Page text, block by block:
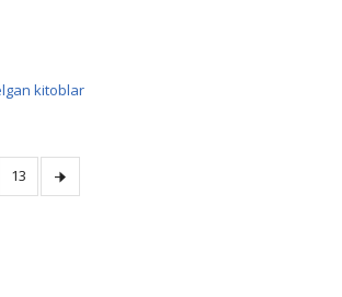
kitoblar
13